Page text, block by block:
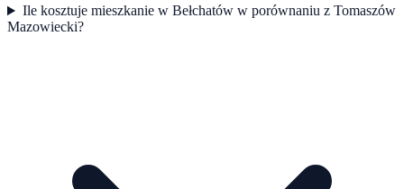
Ile kosztuje mieszkanie w Bełchatów w porównaniu z Tomaszów
Mazowiecki?